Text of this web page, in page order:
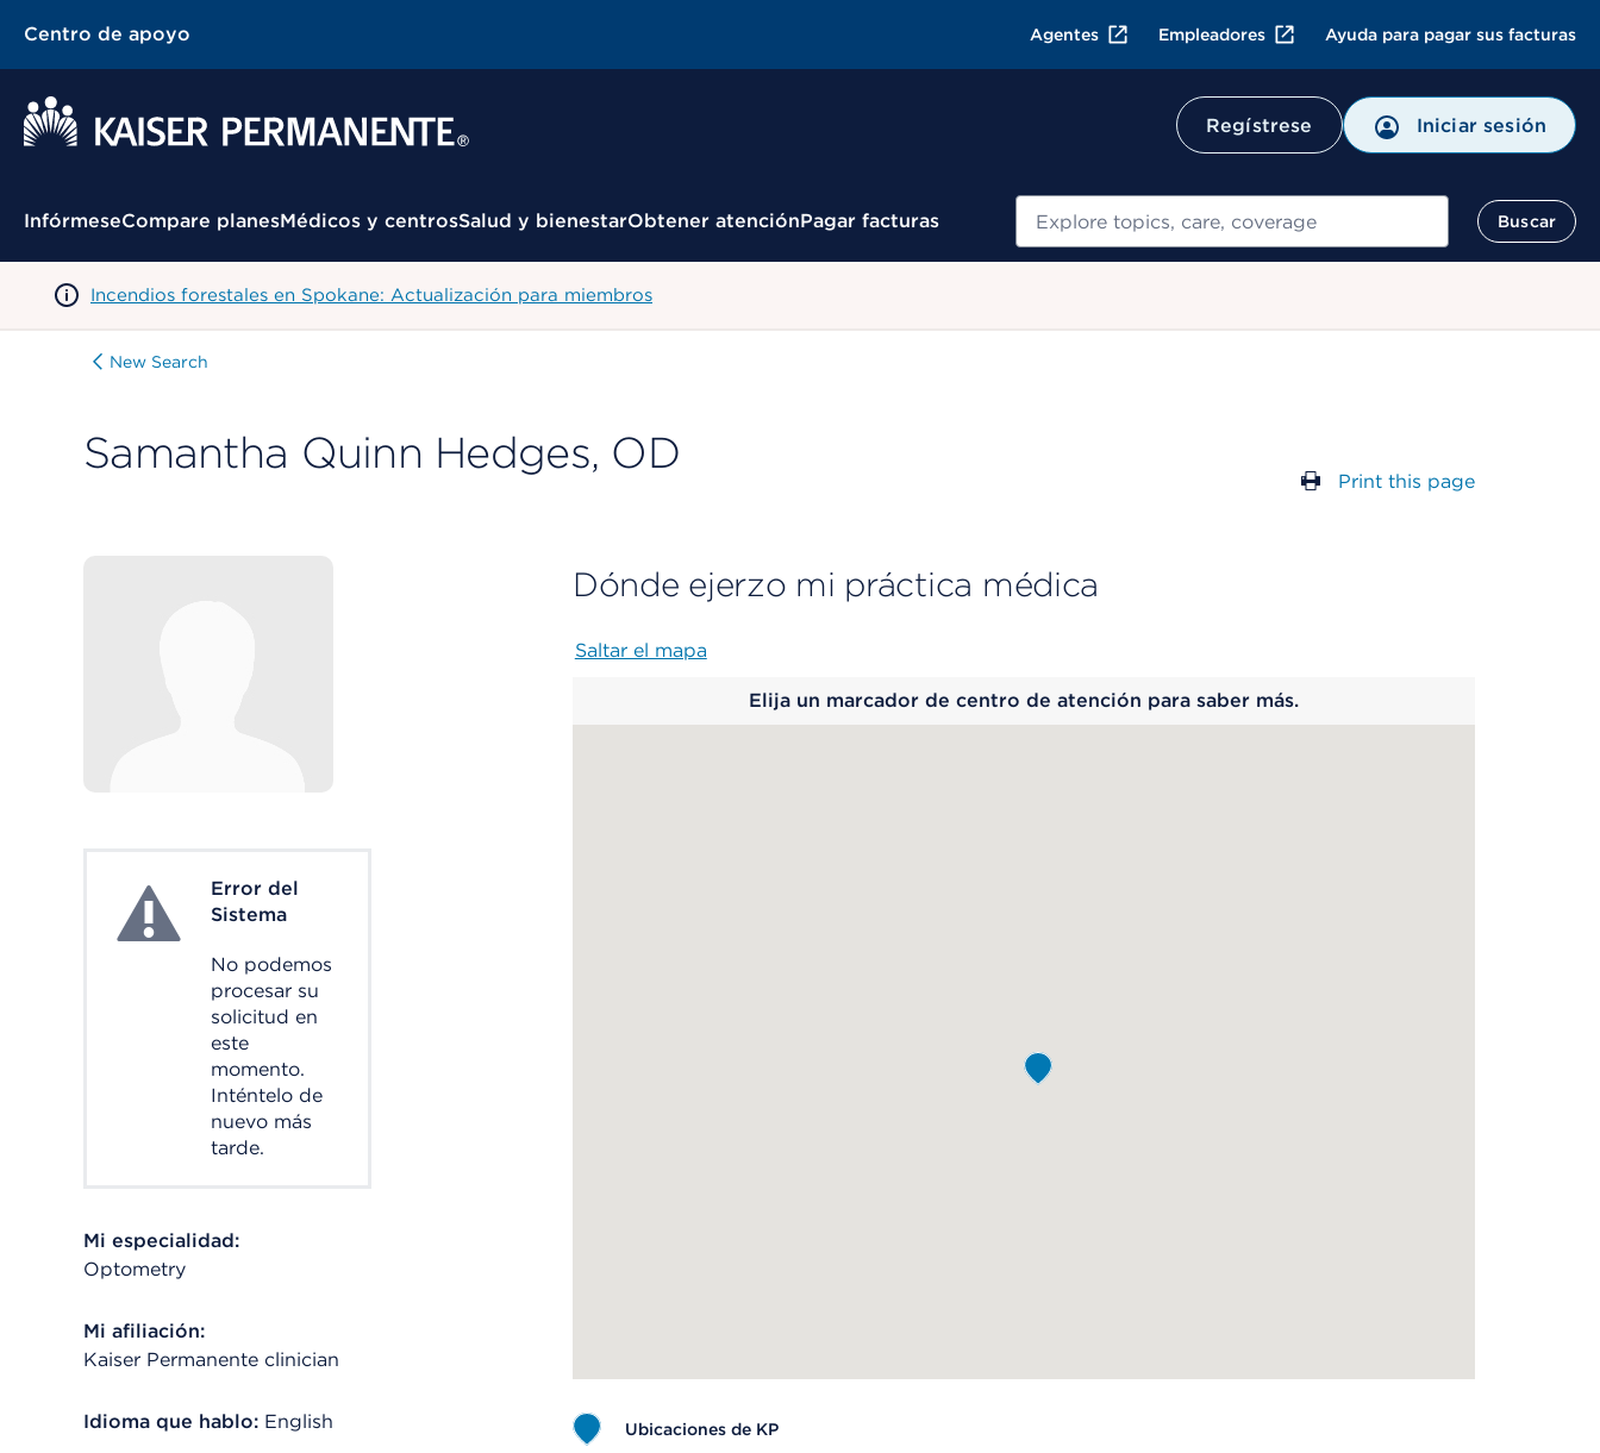
Centro de apoyo Agentes Empleadores Ayuda para pagar sus facturas
Regístrese Iniciar sesión
Menú contextual
InfórmeseCompare planesMédicos y centrosSalud y bienestarObtener atenciónPagar facturas Buscar
Buscar
Incendios forestales en Spokane: Actualización para miembros
New Search
Samantha Quinn Hedges, OD
Print this page
System ErrorError del
Sistema
No podemos
procesar su
solicitud en
este
momento.
Inténtelo de
nuevo más
tarde.
Mi especialidad:
Optometry
Mi afiliación:
Kaiser Permanente clinician
Idioma que hablo: English
Dónde ejerzo mi práctica médica
Saltar el mapa
Elija un marcador de centro de atención para saber más.
Ubicaciones de KP